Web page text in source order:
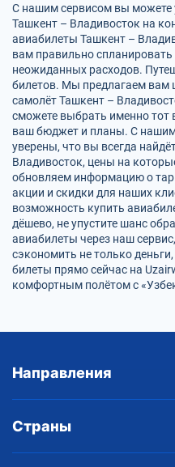
С нашим сервисом вы можете
Ташкент – Владивосток на
авиабилеты Ташкент –
вам правильно
неожиданных расходов.
билетов. Мы предлагаем вам
самолёт Ташкент –
сможете выбрать именно тот
ваш бюджет и планы. С
уверены, что вы всегда
Владивосток, цены на
обновляем информацию о
акции и скидки для наших
возможность купить
дёшево, не упустите шанс
авиабилеты через наш
сэкономить не только
билеты прямо сейчас на
комфортным полётом с
Направления
Страны